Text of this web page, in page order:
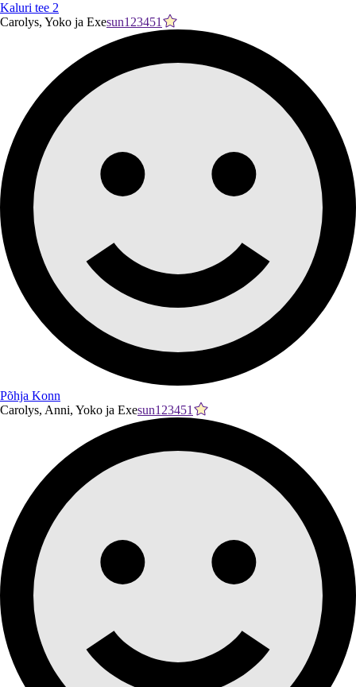
Kaluri tee 2
Carolys, Yoko ja Exesun123451
Põhja Konn
Carolys, Anni, Yoko ja Exesun123451